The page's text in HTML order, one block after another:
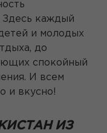
Здесь каждый
и молодых
до
спокойный
И всем
и вкусно!
ИЗ